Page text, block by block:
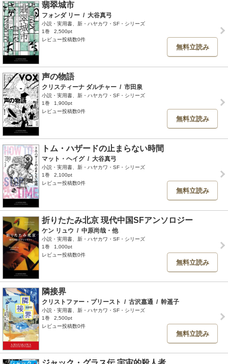
翡翠城市
フォンダ リー / 大谷真弓
小説・実用書、新・ハヤカワ・SF・シリーズ
1巻
2,500pt
レビュー投稿数0件
無料立読み
声の物語
クリスティーナ ダルチャー / 市田泉
小説・実用書、新・ハヤカワ・SF・シリーズ
1巻
1,900pt
レビュー投稿数0件
無料立読み
トム・ハザードの止まらない時間
マット・ヘイグ / 大谷真弓
小説・実用書、新・ハヤカワ・SF・シリーズ
1巻
2,100pt
レビュー投稿数0件
無料立読み
折りたたみ北京 現代中国SFアンソロジー
ケン リュウ / 中原尚哉・他
小説・実用書、新・ハヤカワ・SF・シリーズ
1巻
1,000pt
レビュー投稿数0件
無料立読み
隣接界
クリストファー・プリースト / 古沢嘉通 / 幹遥子
小説・実用書、新・ハヤカワ・SF・シリーズ
1巻
2,500pt
レビュー投稿数0件
無料立読み